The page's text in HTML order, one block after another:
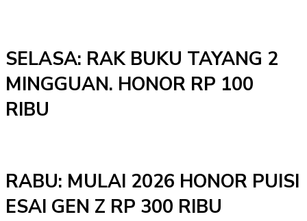
SELASA: RAK BUKU TAYANG 2
MINGGUAN. HONOR RP 100
RIBU
RABU: MULAI 2026 HONOR PUISI
ESAI GEN Z RP 300 RIBU